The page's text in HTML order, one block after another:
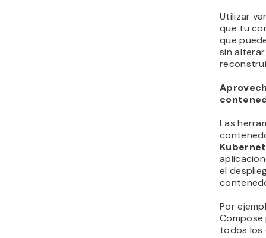
Utilizar
que tu
que
sin
Las
el
Por
todos los